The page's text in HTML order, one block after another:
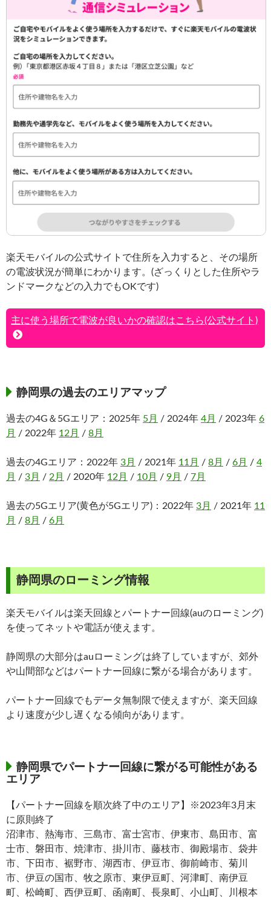
楽天モバイルの公式サイトで住所を入力すると、その場所
の電波状況が簡単にわかります。(ざっくりとした住所やラ
ンドマークなどの入力でもOKです)
主に使う場所で電波が良いかの確認はこちら(公式サイト)
静岡県の過去のエリアマップ
過去の4G＆5Gエリア：2025年 5月 / 2024年 4月 / 2023年 6
月 / 2022年 12月 / 8月
過去の4Gエリア：2022年 3月 / 2021年 11月 / 8月 / 6月 / 4
月 / 3月 / 2月 / 2020年 12月 / 10月 / 9月 / 7月
過去の5Gエリア(黄色が5Gエリア)：2022年 3月 / 2021年 11
月 / 8月 / 6月
静岡県のローミング情報
楽天モバイルは楽天回線とパートナー回線(auのローミング)
を使ってネットや電話が使えます。
静岡県の大部分はauローミングは終了していますが、郊外
や山間部などはパートナー回線に繋がる場合があります。
パートナー回線でもデータ無制限で使えますが、楽天回線
より速度が少し遅くなる傾向があります。
静岡県でパートナー回線に繋がる可能性がある
エリア
【パートナー回線を順次終了中のエリア】※2023年3月末
に原則終了
沼津市、熱海市、三島市、富士宮市、伊東市、島田市、富
士市、磐田市、焼津市、掛川市、藤枝市、御殿場市、袋井
市、下田市、裾野市、湖西市、伊豆市、御前崎市、菊川
市、伊豆の国市、牧之原市、東伊豆町、河津町、南伊豆
町、松崎町、西伊豆町、函南町、長泉町、小山町、川根本